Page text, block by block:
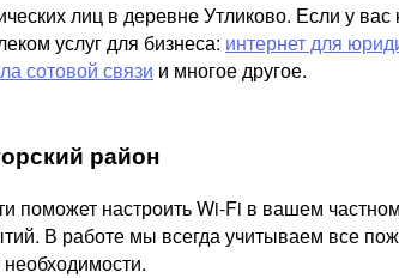
лиц в деревне Утликово. Если у
услуг для бизнеса: интернет для
сотовой связи и многое другое.
район
поможет настроить Wi-Fi в вашем
В работе мы всегда учитываем все